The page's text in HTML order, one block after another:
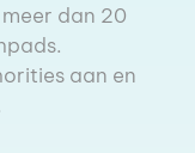
dan 20
aan en